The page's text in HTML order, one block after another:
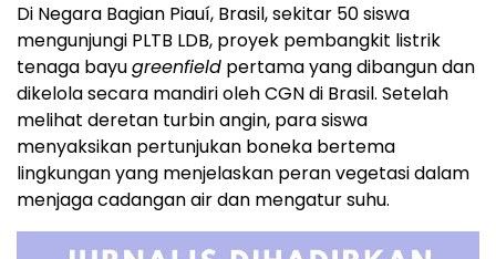
Di Negara Bagian Piauí, Brasil, sekitar 50 siswa
mengunjungi PLTB LDB, proyek pembangkit listrik
tenaga bayugreenfield pertama yang dibangun dan
dikelola secara mandiri oleh CGN di Brasil. Setelah
melihat deretan turbin angin, para siswa
menyaksikan pertunjukan boneka bertema
lingkungan yang menjelaskan peran vegetasi dalam
menjaga cadangan air dan mengatur suhu.